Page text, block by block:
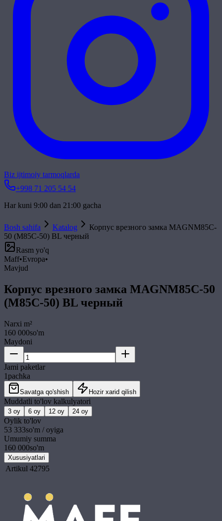
Biz ijtimoiy tarmoqlarda
+998 71 205 54 54
Har kuni 9:00 dan 21:00 gacha
Bosh sahifa Katalog
Корпус врезного замка MAGNM85C-
50 (M85C-50) BL черный
Rasm yo'q
Maff•Evropa•
Mavjud
Корпус врезного замка MAGNM85C-50
(M85C-50) BL черный
Narxi m²
160 000so'm
Maydoni
Jami paketlar
1pachka
Savatga qo'shish Hozir xarid qilish
Muddatli to'lov kalkulyatori
3 oy 6 oy 12 oy 24 oy
Oylik to'lov
53 333so'm / oyiga
Umumiy summa
160 000so'm
Xususiyatlari
Artikul 42795